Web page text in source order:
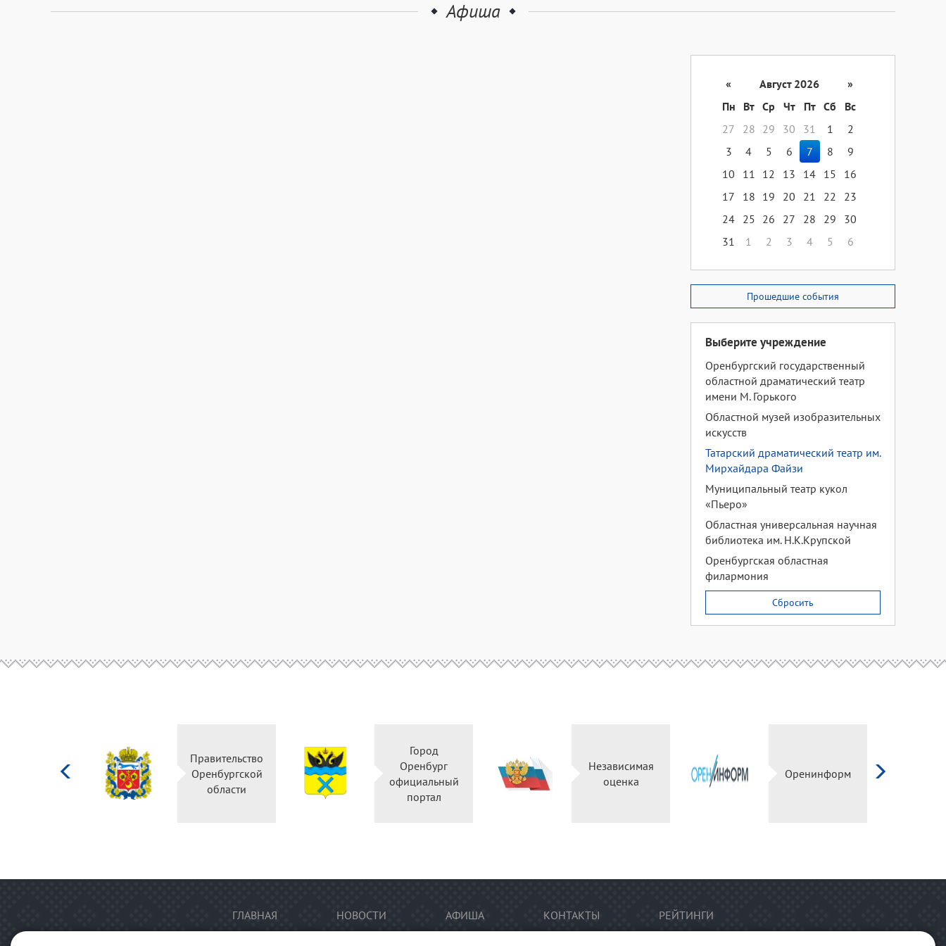
Афиша
« Август 2026
»
Пн
Вт Ср Чт Пт Сб
Вс
27
28 29 30 31 1
2
3
4 5 6 7 8
9
10
11 12 13 14 15
16
17
18 19 20 21 22
23
24 25 26 27 28 29
30
31
1 2 3 4 5 6
Прошедшие события
Выберите учреждение
Оренбургский государственный
областной драматический театр
имени М. Горького
Областной музей изобразительных
искусств
Татарский драматический театр им.
Мирхайдара Файзи
Муниципальный театр кукол
«Пьеро»
Областная универсальная научная
библиотека им. Н.К.Крупской
Оренбургская областная
филармония
Сбросить
Правительство
Оренбургской
области
Город
Оренбург
официальный
портал
Независимая
оценка
Оренинформ
ГЛАВНАЯ НОВОСТИ АФИША КОНТАКТЫ РЕЙТИНГИ